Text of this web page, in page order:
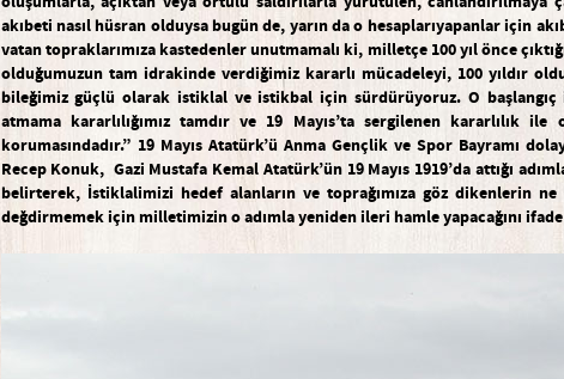
akıbeti nasıl hüsran olduysa bugün de, yarın da o hesaplarıyapanlar için akı
vatan topraklarımıza kastedenler unutmamalı ki, milletçe 100 yıl önce çıktığ
olduğumuzun tam idrakinde verdiğimiz kararlı mücadeleyi, 100 yıldır
bileğimiz güçlü olarak istiklal ve istikbal için sürdürüyoruz. O başlangıç
atmama kararlılığımız tamdır ve 19 Mayıs’ta sergilenen kararlılık ile
korumasındadır.” 19 Mayıs Atatürk’ü Anma Gençlik ve Spor Bayramı
Recep Konuk, Gazi Mustafa Kemal Atatürk’ün 19 Mayıs 1919’da attığı
belirterek, İstiklalimizi hedef alanların ve toprağımıza göz dikenlerin ne
değdirmemek için milletimizin o adımla yeniden ileri hamle yapacağını